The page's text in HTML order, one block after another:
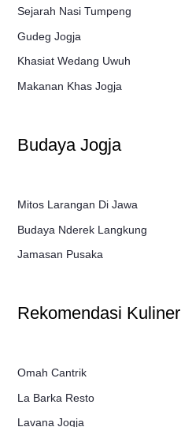
Sejarah Nasi Tumpeng
Gudeg Jogja
Khasiat Wedang Uwuh
Makanan Khas Jogja
Budaya Jogja
Mitos Larangan Di Jawa
Budaya Nderek Langkung
Jamasan Pusaka
Rekomendasi Kuliner
Omah Cantrik
La Barka Resto
Lavana Jogja